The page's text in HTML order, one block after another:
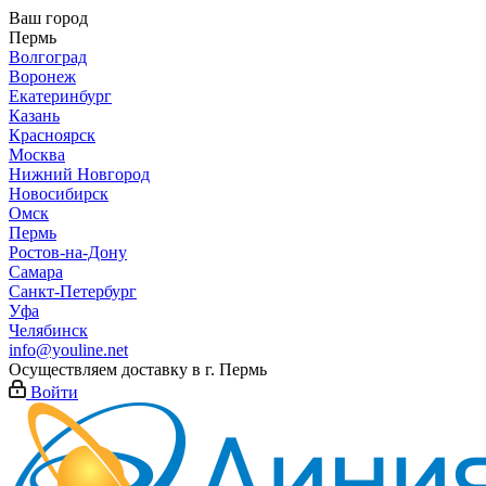
Ваш город
Пермь
Волгоград
Воронеж
Екатеринбург
Казань
Красноярск
Москва
Нижний Новгород
Новосибирск
Омск
Пермь
Ростов-на-Дону
Самара
Санкт-Петербург
Уфа
Челябинск
info@youline.net
Осуществляем доставку в г. Пермь
Войти